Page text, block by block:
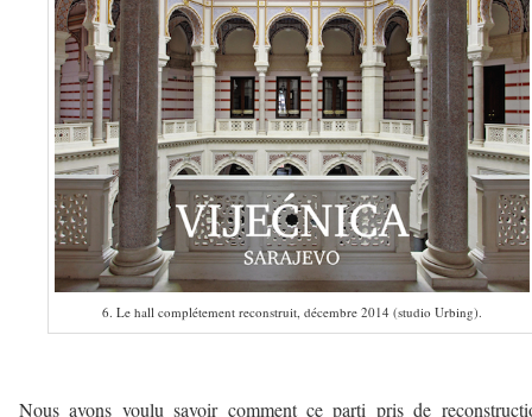
6. Le hall complétement reconstruit, décembre 2014 (studio Urbing).
Nous avons voulu savoir comment ce parti pris de